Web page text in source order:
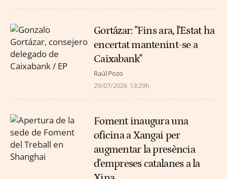
Gortázar: "Fins ara, l'Estat ha
encertat mantenint-se a
Caixabank"
Raúl Pozo
29/07/2026 13:29h
Foment inaugura una
oficina a Xangai per
augmentar la presència
d'empreses catalanes a la